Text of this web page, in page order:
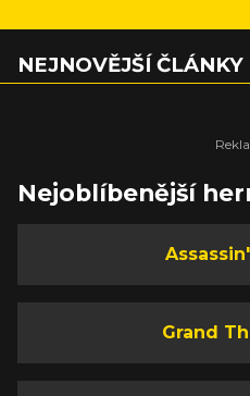
NEJNOVĚJŠÍ ČLÁNKY
Nejoblíbenější
Grand